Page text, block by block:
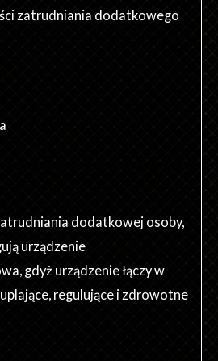
zatrudniania dodatkowego
dodatkowej osoby,
urządzenie
gdyż urządzenie łączy w
regulujące i zdrowotne